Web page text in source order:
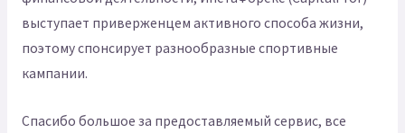
выступает приверженцем активного способа жизни,
поэтому спонсирует разнообразные спортивные
кампании.
Спасибо большое за предоставляемый сервис, все